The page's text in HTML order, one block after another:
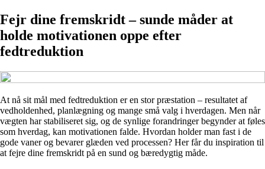
Fejr dine fremskridt – sunde måder at
holde motivationen oppe efter
fedtreduktion
At nå sit mål med fedtreduktion er en stor præstation – resultatet af
vedholdenhed, planlægning og mange små valg i hverdagen. Men når
vægten har stabiliseret sig, og de synlige forandringer begynder at føles
som hverdag, kan motivationen falde. Hvordan holder man fast i de
gode vaner og bevarer glæden ved processen? Her får du inspiration til
at fejre dine fremskridt på en sund og bæredygtig måde.